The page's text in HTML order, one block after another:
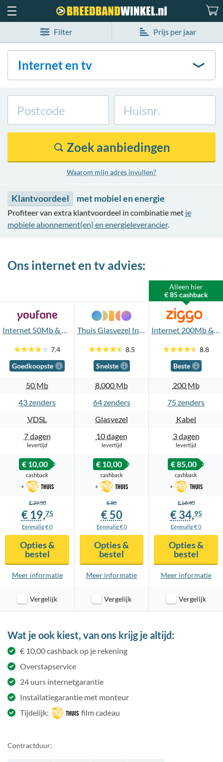
Filter Prijs per jaar
Internet en tv
Zoek aanbiedingen
Waarom mijn adres invullen?
Klantvoordeel met mobiel en energie
Profiteer van extra klantvoordeel in combinatie met je
mobiele abonnement(en) en energieleverancier.
Ons internet en tv advies:
Alleen hier
€ 85 cashback
Internet 50Mb & TV Standaard
7.4
Goedkoopste
Thuis Glasvezel Internet 8.000Mb en TV App
8.5
Snelste
Internet 200Mb & TV Start
8.8
Beste
50 Mb 8.000 Mb 200Mb
43
64
75
VDSL
Glasvezel
Kabel
7 dagen
levertijd
10 dagen
levertijd
3 dagen
levertijd
€ 10,00
cashback
+
€ 10,00
cashback
+
€ 85,00
cashback
+
€ 39,50
€ 19,75
Eenmalig € 0
Opties &
bestel
Meer informatie
€ 80
€ 50
Eenmalig € 0
Opties &
bestel
Meer informatie
€ 58,40
€ 34,95
Eenmalig € 0
Opties &
bestel
Meer informatie
Vergelijk Vergelijk Vergelijk
Wat je ook kiest, van ons krijg je altijd:
€ 10,00 cashback op je rekening
Overstapservice
24 uurs internetgarantie
Installatiegarantie met monteur
Tijdelijk:
film cadeau
Contractduur: